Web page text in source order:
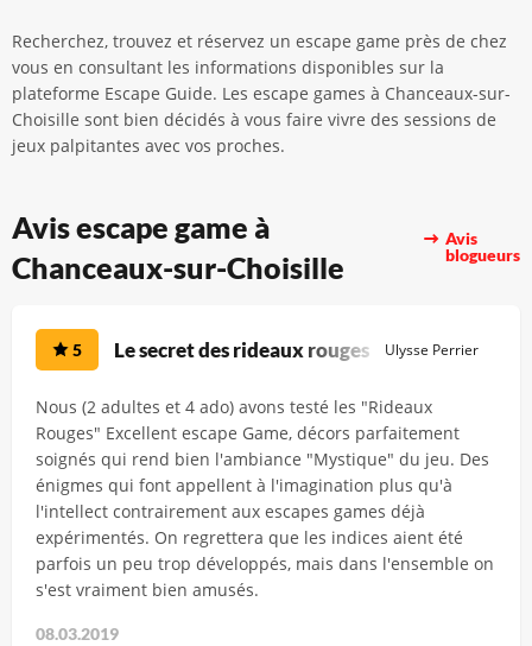
Recherchez, trouvez et réservez un escape game près de chez
vous en consultant les informations disponibles sur la
plateforme Escape Guide. Les escape games à Chanceaux-sur-
Choisille sont bien décidés à vous faire vivre des sessions de
jeux palpitantes avec vos proches.
Avis escape game à
Chanceaux-sur-Choisille
Avis
blogueurs
5 Le secret des rideaux rouges Ulysse Perrier
Nous (2 adultes et 4 ado) avons testé les "Rideaux
Rouges" Excellent escape Game, décors parfaitement
soignés qui rend bien l'ambiance "Mystique" du jeu. Des
énigmes qui font appellent à l'imagination plus qu'à
l'intellect contrairement aux escapes games déjà
expérimentés. On regrettera que les indices aient été
parfois un peu trop développés, mais dans l'ensemble on
s'est vraiment bien amusés.
08.03.2019